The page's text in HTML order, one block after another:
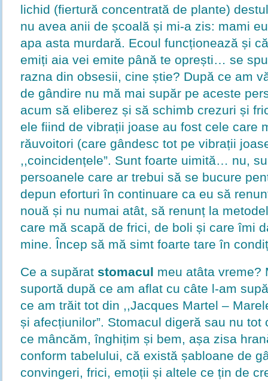
lichid (fiertură concentrată de plante)
nu avea anii de școală și mi-a zis: mami
apa asta murdară. Ecoul funcționează și
emiți aia vei emite până te oprești… se
razna din obsesii, cine știe? După ce am
de gândire nu mă mai supăr pe aceste
acum să eliberez și să schimb crezuri și
ele fiind de vibrații joase au fost cele care
răuvoitori (care gândesc tot pe vibrații
,,coincidențele”. Sunt foarte uimită… nu,
persoanele care ar trebui să se bucure
depun eforturi în continuare ca eu să
nouă și nu numai atât, să renunț la
care mă scapă de frici, de boli și care îmi
mine. Încep să mă simt foarte tare în
Ce a supărat stomacul meu atâta vreme?
suportă după ce am aflat cu câte l-am
ce am trăit tot din ,,Jacques Martel –
și afecțiunilor”. Stomacul digeră sau nu tot
ce mâncăm, înghițim și bem, așa zisa
conform tabelului, că există șabloane de
convingeri, frici, emoții și altele ce țin de